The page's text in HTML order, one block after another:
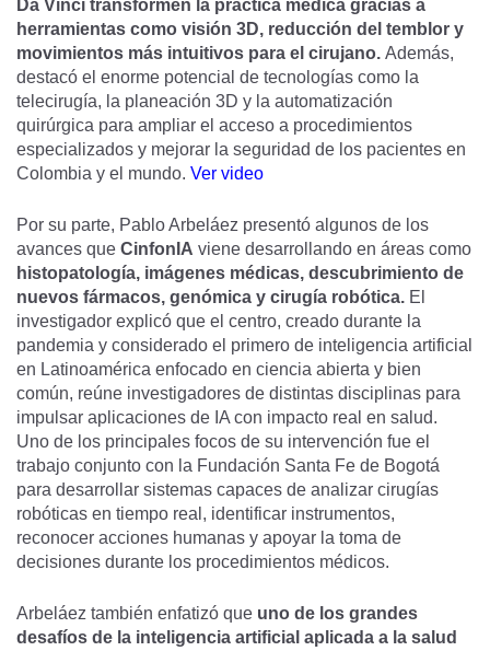
Da Vinci transformen la práctica médica gracias a
herramientas como visión 3D, reducción del temblor y
movimientos más intuitivos para el cirujano. Además,
destacó el enorme potencial de tecnologías como la
telecirugía, la planeación 3D y la automatización
quirúrgica para ampliar el acceso a procedimientos
especializados y mejorar la seguridad de los pacientes en
Colombia y el mundo. Ver video
Por su parte, Pablo Arbeláez presentó algunos de los
avances que CinfonIA viene desarrollando en áreas como
histopatología, imágenes médicas, descubrimiento de
nuevos fármacos, genómica y cirugía robótica. El
investigador explicó que el centro, creado durante la
pandemia y considerado el primero de inteligencia artificial
en Latinoamérica enfocado en ciencia abierta y bien
común, reúne investigadores de distintas disciplinas para
impulsar aplicaciones de IA con impacto real en salud.
Uno de los principales focos de su intervención fue el
trabajo conjunto con la Fundación Santa Fe de Bogotá
para desarrollar sistemas capaces de analizar cirugías
robóticas en tiempo real, identificar instrumentos,
reconocer acciones humanas y apoyar la toma de
decisiones durante los procedimientos médicos.
Arbeláez también enfatizó que uno de los grandes
desafíos de la inteligencia artificial aplicada a la salud